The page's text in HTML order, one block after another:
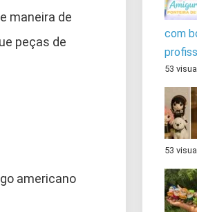
maneira de
peças de
americano
com
53
53